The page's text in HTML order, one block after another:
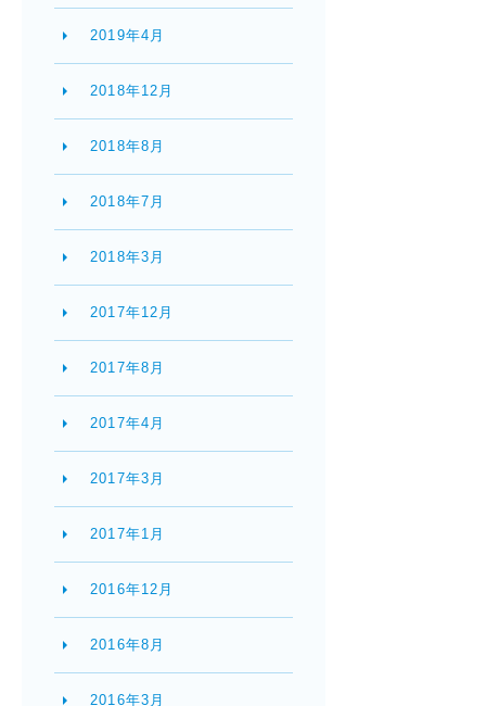
2019年4月
2018年12月
2018年8月
2018年7月
2018年3月
2017年12月
2017年8月
2017年4月
2017年3月
2017年1月
2016年12月
2016年8月
2016年3月